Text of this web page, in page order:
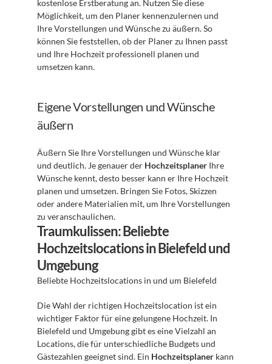
kostenlose Erstberatung an. Nutzen Sie diese
Möglichkeit, um den Planer kennenzulernen und
Ihre Vorstellungen und Wünsche zu äußern. So
können Sie feststellen, ob der Planer zu Ihnen passt
und Ihre Hochzeit professionell planen und
umsetzen kann.
Eigene Vorstellungen und Wünsche
äußern
Äußern Sie Ihre Vorstellungen und Wünsche klar
und deutlich. Je genauer der Hochzeitsplaner Ihre
Wünsche kennt, desto besser kann er Ihre Hochzeit
planen und umsetzen. Bringen Sie Fotos, Skizzen
oder andere Materialien mit, um Ihre Vorstellungen
zu veranschaulichen.
Traumkulissen: Beliebte
Hochzeitslocations in Bielefeld und
Umgebung
Beliebte Hochzeitslocations in und um Bielefeld
Die Wahl der richtigen Hochzeitslocation ist ein
wichtiger Faktor für eine gelungene Hochzeit. In
Bielefeld und Umgebung gibt es eine Vielzahl an
Locations, die für unterschiedliche Budgets und
Gästezahlen geeignet sind. Ein Hochzeitsplaner kann